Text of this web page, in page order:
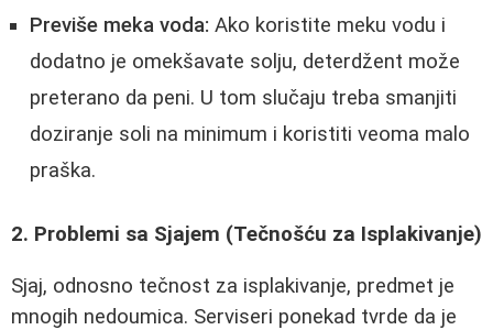
Previše meka voda: Ako koristite meku vodu i
dodatno je omekšavate solju, deterdžent može
preterano da peni. U tom slučaju treba smanjiti
doziranje soli na minimum i koristiti veoma malo
praška.
2. Problemi sa Sjajem (Tečnošću za Isplakivanje)
Sjaj, odnosno tečnost za isplakivanje, predmet je
mnogih nedoumica. Serviseri ponekad tvrde da je